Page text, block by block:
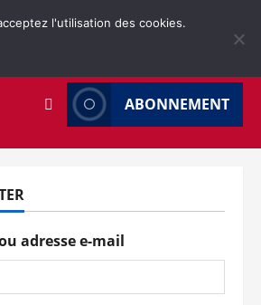
ABONNEMENT
adresse e-mail
l'utilisation des cookies.